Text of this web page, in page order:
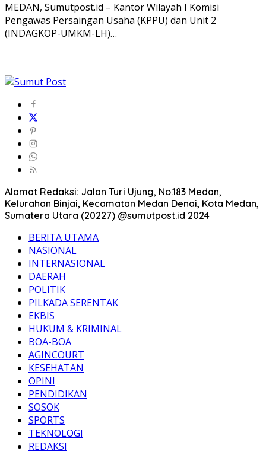
MEDAN, Sumutpost.id – Kantor Wilayah I Komisi
Pengawas Persaingan Usaha (KPPU) dan Unit 2
(INDAGKOP-UMKM-LH)…
Alamat Redaksi: Jalan Turi Ujung, No.183 Medan,
Kelurahan Binjai, Kecamatan Medan Denai, Kota Medan,
Sumatera Utara (20227) @sumutpost.id 2024
BERITA UTAMA
NASIONAL
INTERNASIONAL
DAERAH
POLITIK
PILKADA SERENTAK
EKBIS
HUKUM & KRIMINAL
BOA-BOA
AGINCOURT
KESEHATAN
OPINI
PENDIDIKAN
SOSOK
SPORTS
TEKNOLOGI
REDAKSI